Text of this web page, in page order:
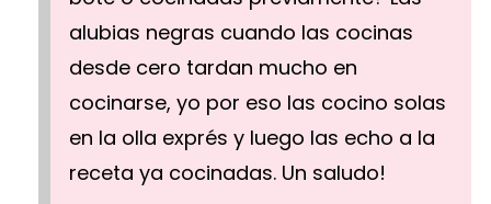
alubias negras cuando las cocinas
desde cero tardan mucho en
cocinarse, yo por eso las cocino solas
en la olla exprés y luego las echo a la
receta ya cocinadas. Un saludo!